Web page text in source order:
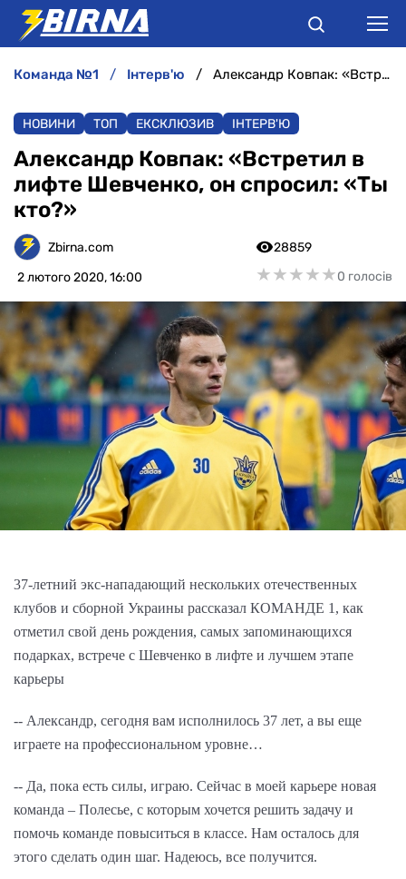
АНАЛІТИКА
ІНТЕРВ'Ю
РІЗНЕ
команда №1 інтерв'ю Александр Ковпак: «Встретил в лифте Шевченко, он спросил: «Ты кто?»
НОВИНИ ТОП ЕКСКЛЮЗИВ ІНТЕРВ'Ю
Александр Ковпак: «Встретил в
лифте Шевченко, он спросил: «Ты
кто?»
Zbirna.com
2 лютого 2020, 16:00
28859
★★★★★
★★★★★0 голосів
37-летний экс-нападающий нескольких отечественных
клубов и сборной Украины рассказал КОМАНДЕ 1, как
отметил свой день рождения, самых запоминающихся
подарках, встрече с Шевченко в лифте и лучшем этапе
карьеры
-- Александр, сегодня вам исполнилось 37 лет, а вы еще
играете на профессиональном уровне…
-- Да, пока есть силы, играю. Сейчас в моей карьере новая
команда – Полесье, с которым хочется решить задачу и
помочь команде повыситься в классе. Нам осталось для
этого сделать один шаг. Надеюсь, все получится.